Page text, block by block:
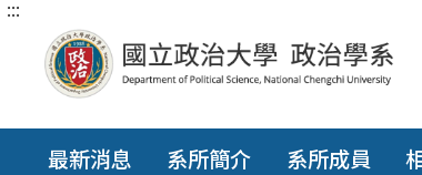
跳
塊
:::
最新消息 系所簡介 系所成員